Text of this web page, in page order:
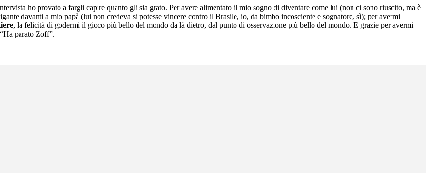
ho provato a fargli capire quanto gli sia grato. Per avere alimentato il mio sogno di diventare come lui (non ci sono riuscito, ma è
davanti a mio papà (lui non credeva si potesse vincere contro il Brasile, io, da bimbo incosciente e sognatore, sì); per avermi
, la felicità di godermi il gioco più bello del mondo da là dietro, dal punto di osservazione più bello del mondo. E grazie per avermi
parato Zoff”.